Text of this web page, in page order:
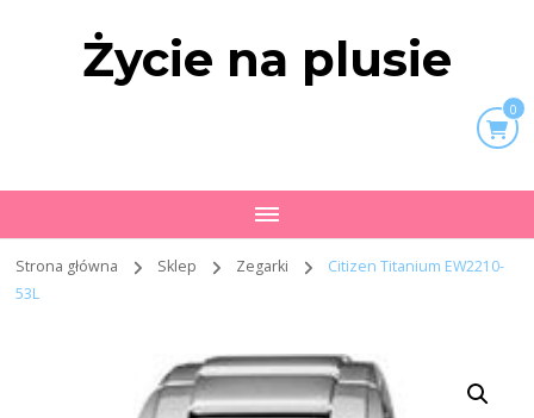
Życie na plusie
0
Strona główna Sklep Zegarki
Citizen Titanium EW2210-
53L